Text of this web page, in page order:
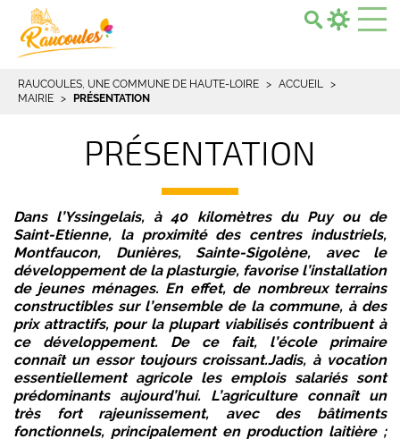
RAUCOULES, UNE COMMUNE DE HAUTE-LOIRE
ACCUEIL
MAIRIE
PRÉSENTATION
PRÉSENTATION
Dans l’Yssingelais, à 40 kilomètres du Puy ou de
Saint-Etienne, la proximité des centres industriels,
Montfaucon, Dunières, Sainte-Sigolène, avec le
développement de la plasturgie, favorise l’installation
de jeunes ménages. En effet, de nombreux terrains
constructibles sur l’ensemble de la commune, à des
prix attractifs, pour la plupart viabilisés contribuent à
ce développement. De ce fait, l’école primaire
connaît un essor toujours croissant.Jadis, à vocation
essentiellement agricole les emplois salariés sont
prédominants aujourd’hui. L’agriculture connaît un
très fort rajeunissement, avec des bâtiments
fonctionnels, principalement en production laitière ;